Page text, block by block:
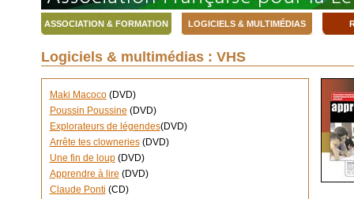
ASSOCIATION & FORMATION LOGICIELS & MULTIMÉDIAS
Logiciels & multimédias : VHS
Maki Macoco(DVD)
Poussin Poussine (DVD)
Explorateurs de légendes(DVD)
Arrête tes clowneries(DVD)
Une fin de loup(DVD)
Apprendre à lire (DVD)
Claude Ponti (CD)